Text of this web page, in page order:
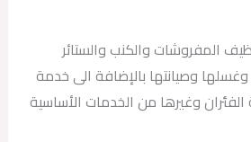
المفروشات والكنب والستائر
وصيانتها بالإضافة الى خدمة
وغيرها من الخدمات الأساسية